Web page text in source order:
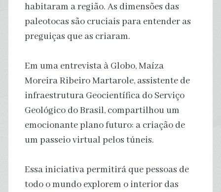
habitaram a região. As dimensões das
paleotocas são cruciais para entender as
preguiças que as criaram.
Em uma entrevista à Globo, Maíza
Moreira Ribeiro Martarole, assistente de
infraestrutura Geocientífica do Serviço
Geológico do Brasil, compartilhou um
emocionante plano futuro: a criação de
um passeio virtual pelos túneis.
Essa iniciativa permitirá que pessoas de
todo o mundo explorem o interior das